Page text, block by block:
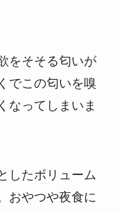
をそそる匂いが
でこの匂いを嗅
なってしまいま
したボリューム
おやつや夜食に